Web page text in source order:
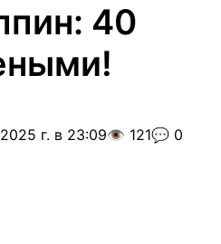
40
г. в 23:09👁️ 121💬 0